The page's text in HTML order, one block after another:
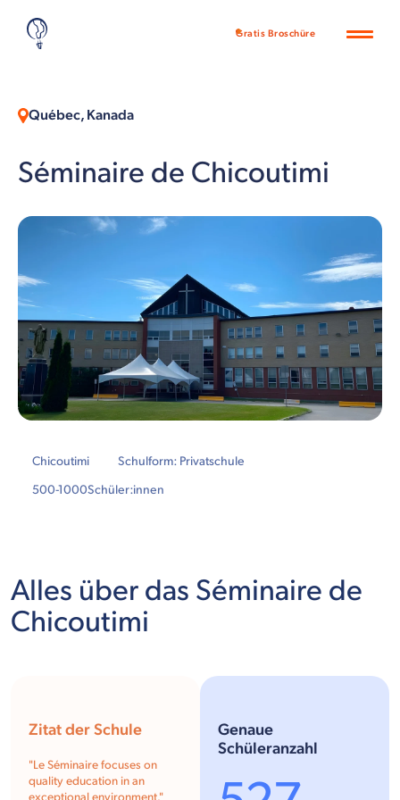
Gratis Broschüre
Québec, Kanada
Séminaire de Chicoutimi
Chicoutimi
Schulform: Privatschule
500-1000Schüler:innen
Alles über das Séminaire de
Chicoutimi
Zitat der Schule
"Le Séminaire focuses on
quality education in an
Genaue
Schüleranzahl